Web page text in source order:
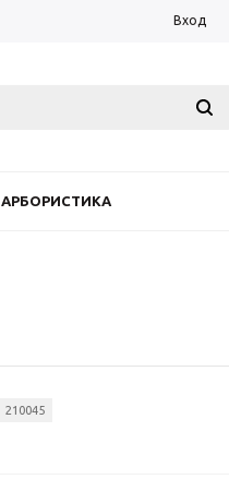
Вход
АРБОРИСТИКА
210045